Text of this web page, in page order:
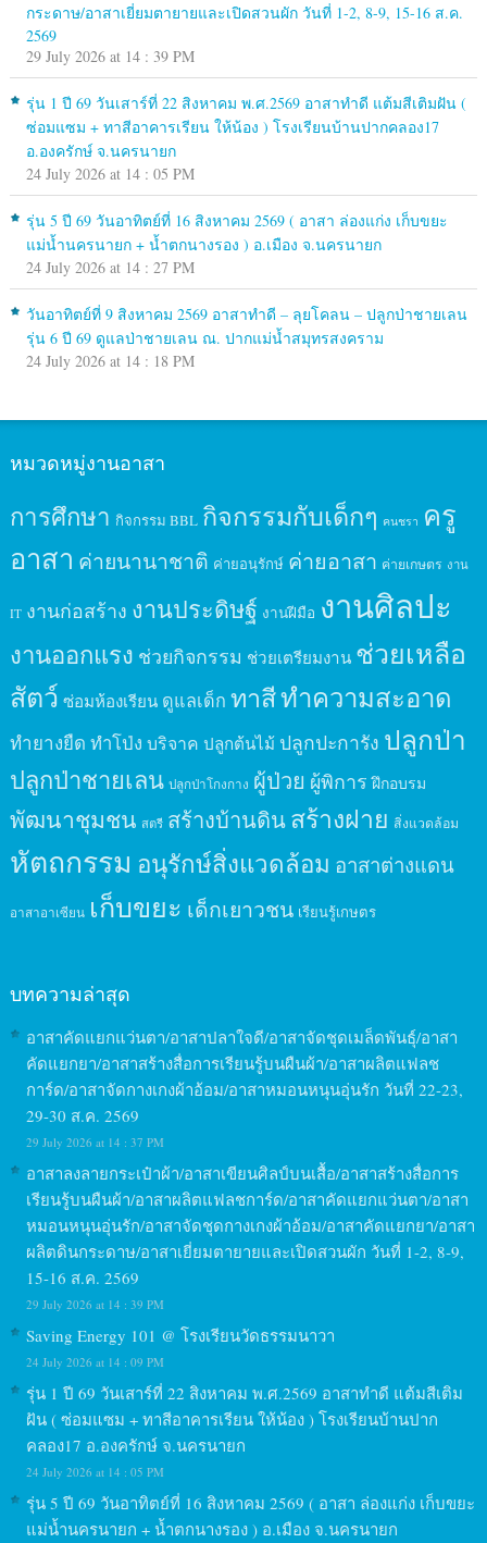
กระดาษ/อาสาเยี่ยมตายายและเปิดสวนผัก วันที่ 1-2, 8-9, 15-16 ส.ค.
2569
29 July 2026 at 14 : 39 PM
รุ่น 1 ปี 69 วันเสาร์ที่ 22 สิงหาคม พ.ศ.2569 อาสาทำดี แต้มสีเติมฝัน (
ซ่อมแซม + ทาสีอาคารเรียน ให้น้อง ) โรงเรียนบ้านปากคลอง17
อ.องครักษ์ จ.นครนายก
24 July 2026 at 14 : 05 PM
รุ่น 5 ปี 69 วันอาทิตย์ที่ 16 สิงหาคม 2569 ( อาสา ล่องแก่ง เก็บขยะ
แม่น้ำนครนายก + น้ำตกนางรอง ) อ.เมือง จ.นครนายก
24 July 2026 at 14 : 27 PM
วันอาทิตย์ที่ 9 สิงหาคม 2569 อาสาทำดี – ลุยโคลน – ปลูกป่าชายเลน
รุ่น 6 ปี 69 ดูแลป่าชายเลน ณ. ปากแม่น้ำสมุทรสงคราม
24 July 2026 at 14 : 18 PM
หมวดหมู่งานอาสา
การศึกษา กิจกรรม BBL กิจกรรมกับเด็กๆ คนชรา ครู
อาสา ค่ายนานาชาติ ค่ายอนุรักษ์ ค่ายอาสา ค่ายเกษตร งาน
IT งานก่อสร้าง งานประดิษฐ์ งานฝีมือ งานศิลปะ
งานออกแรง ช่วยกิจกรรม ช่วยเตรียมงาน ช่วยเหลือ
สัตว์ ซ่อมห้องเรียน ดูแลเด็ก ทาสีทำความสะอาด
ทำยางยืด ทำโป่ง บริจาค ปลูกต้นไม้ ปลูกปะการัง ปลูกป่า
ปลูกป่าชายเลน ปลูกป่าโกงกาง ผู้ป่วย ผู้พิการ ฝึกอบรม
พัฒนาชุมชน สตรี สร้างบ้านดินสร้างฝาย สิ่งแวดล้อม
หัตถกรรม อนุรักษ์สิ่งแวดล้อม อาสาต่างแดน
อาสาอาเซียน เก็บขยะ เด็กเยาวชน เรียนรู้เกษตร
บทความล่าสุด
อาสาคัดแยกแว่นตา/อาสาปลาใจดี/อาสาจัดชุดเมล็ดพันธุ์/อาสา
คัดแยกยา/อาสาสร้างสื่อการเรียนรู้บนผืนผ้า/อาสาผลิตแฟลช
การ์ด/อาสาจัดกางเกงผ้าอ้อม/อาสาหมอนหนุนอุ่นรัก วันที่ 22-23,
29-30 ส.ค. 2569
29 July 2026 at 14 : 37 PM
อาสาลงลายกระเป๋าผ้า/อาสาเขียนศิลป์บนเสื้อ/อาสาสร้างสื่อการ
เรียนรู้บนผืนผ้า/อาสาผลิตแฟลชการ์ด/อาสาคัดแยกแว่นตา/อาสา
หมอนหนุนอุ่นรัก/อาสาจัดชุดกางเกงผ้าอ้อม/อาสาคัดแยกยา/อาสา
ผลิตดินกระดาษ/อาสาเยี่ยมตายายและเปิดสวนผัก วันที่ 1-2, 8-9,
15-16 ส.ค. 2569
29 July 2026 at 14 : 39 PM
Saving Energy 101 @ โรงเรียนวัดธรรมนาวา
24 July 2026 at 14 : 09 PM
รุ่น 1 ปี 69 วันเสาร์ที่ 22 สิงหาคม พ.ศ.2569 อาสาทำดี แต้มสีเติม
ฝัน ( ซ่อมแซม + ทาสีอาคารเรียน ให้น้อง ) โรงเรียนบ้านปาก
คลอง17 อ.องครักษ์ จ.นครนายก
24 July 2026 at 14 : 05 PM
รุ่น 5 ปี 69 วันอาทิตย์ที่ 16 สิงหาคม 2569 ( อาสา ล่องแก่ง เก็บขยะ
แม่น้ำนครนายก + น้ำตกนางรอง ) อ.เมือง จ.นครนายก